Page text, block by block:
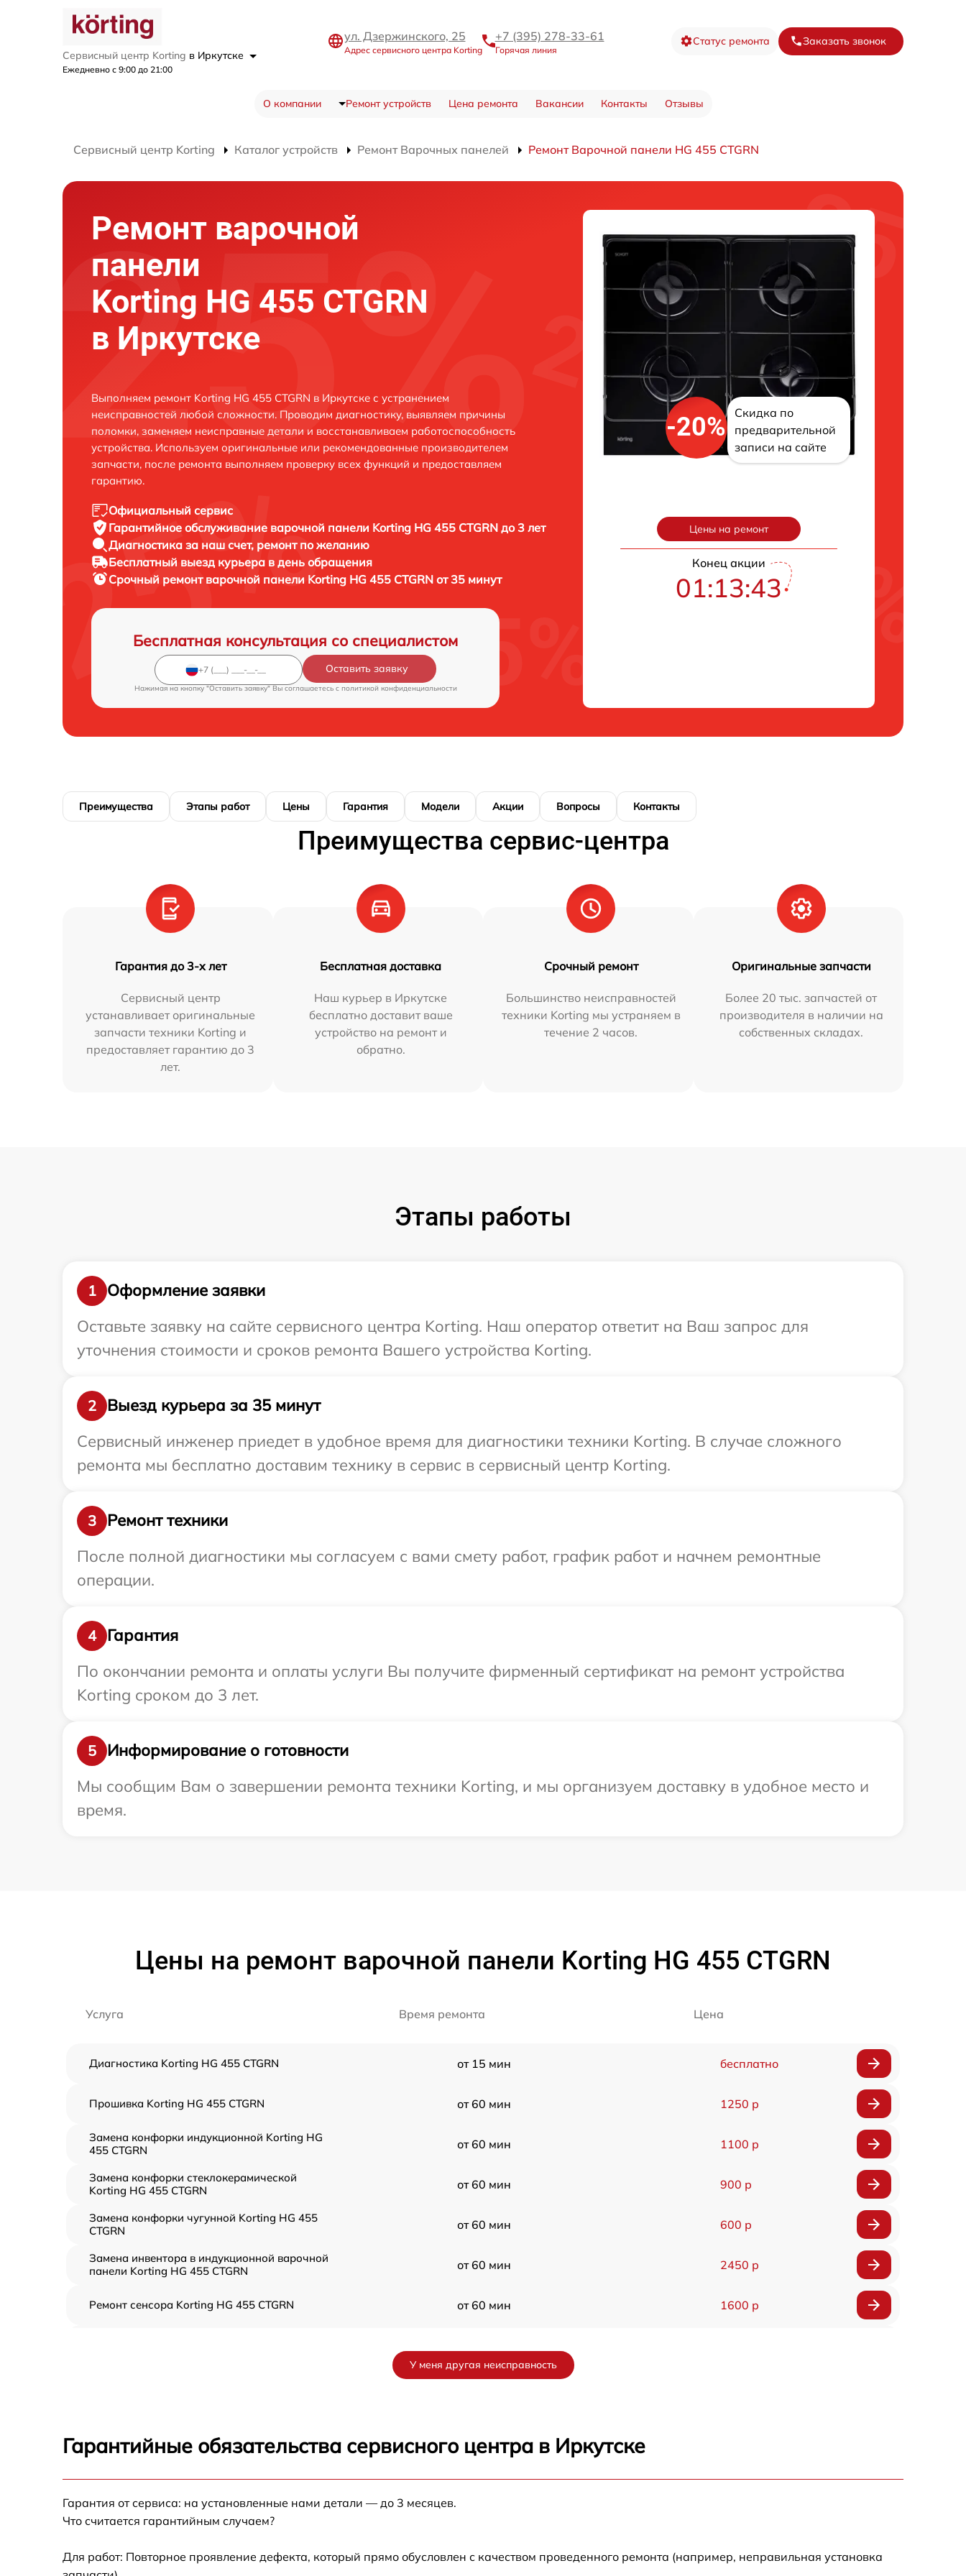
Сервисный центр Korting в Иркутске
Ежедневно с 9:00 до 21:00
ул. Дзержинского, 25
Адрес сервисного центра Korting
+7 (395) 278-33-61
Горячая линия
Статус ремонта Заказать звонок
О компании Ремонт устройств Цена ремонта Вакансии Контакты Отзывы
Сервисный центр Korting Каталог устройств Ремонт Варочных панелей Ремонт Варочной панели HG 455 CTGRN
Ремонт варочной
панели
Korting HG 455 CTGRN
в Иркутске
Выполняем ремонт Korting HG 455 CTGRN в Иркутске с устранением
неисправностей любой сложности. Проводим диагностику, выявляем причины
поломки, заменяем неисправные детали и восстанавливаем работоспособность
устройства. Используем оригинальные или рекомендованные производителем
запчасти, после ремонта выполняем проверку всех функций и предоставляем
гарантию.
Официальный сервис
Гарантийное обслуживание варочной панели Korting HG 455 CTGRN до 3 лет
Диагностика за наш счет, ремонт по желанию
Бесплатный выезд курьера в день обращения
Срочный ремонт варочной панели Korting HG 455 CTGRN от 35 минут
Бесплатная консультация со специалистом
Оставить заявку
Нажимая на кнопку "Оставить заявку" Вы соглашаетесь c политикой конфиденциальности
-20%
Скидка по
предварительной
записи на сайте
Цены на ремонт
Конец акции
01:13:42
Преимущества Этапы работ Цены Гарантия Модели Акции Вопросы Контакты
Преимущества сервис-центра
Гарантия до 3-х лет
Сервисный центр
устанавливает оригинальные
запчасти техники Korting и
предоставляет гарантию до 3
лет.
Бесплатная доставка
Наш курьер в Иркутске
бесплатно доставит ваше
устройство на ремонт и
обратно.
Срочный ремонт
Большинство неисправностей
техники Korting мы устраняем в
течение 2 часов.
Оригинальные запчасти
Более 20 тыс. запчастей от
производителя в наличии на
собственных складах.
Этапы работы
1
Оформление заявки
Оставьте заявку на сайте сервисного центра Korting. Наш оператор ответит на Ваш запрос для
уточнения стоимости и сроков ремонта Вашего устройства Korting.
2
Выезд курьера за 35 минут
Сервисный инженер приедет в удобное время для диагностики техники Korting. В случае сложного
ремонта мы бесплатно доставим технику в сервис в сервисный центр Korting.
3
Ремонт техники
После полной диагностики мы согласуем с вами смету работ, график работ и начнем ремонтные
операции.
4
Гарантия
По окончании ремонта и оплаты услуги Вы получите фирменный сертификат на ремонт устройства
Korting сроком до 3 лет.
5
Информирование о готовности
Мы сообщим Вам о завершении ремонта техники Korting, и мы организуем доставку в удобное место и
время.
Цены на ремонт варочной панели Korting HG 455 CTGRN
Услуга Время ремонта Цена
Диагностика Korting HG 455 CTGRN от 15 мин бесплатно
Прошивка Korting HG 455 CTGRN от 60 мин 1250 р
Замена конфорки индукционной Korting HG
455 CTGRN
от 60 мин 1100 р
Замена конфорки стеклокерамической
Korting HG 455 CTGRN
от 60 мин 900 р
Замена конфорки чугунной Korting HG 455
CTGRN
от 60 мин 600 р
Замена инвентора в индукционной варочной
панели Korting HG 455 CTGRN
от 60 мин 2450 р
Ремонт сенсора Korting HG 455 CTGRN от 60 мин 1600 р
Замена сенсора Korting HG 455 CTGRN
У меня другая неисправность
Гарантийные обязательства сервисного центра в Иркутске
Гарантия от сервиса: на установленные нами детали — до 3 месяцев.
Что считается гарантийным случаем?
Для работ: Повторное проявление дефекта, который прямо обусловлен с качеством проведенного ремонта (например, неправильная установка